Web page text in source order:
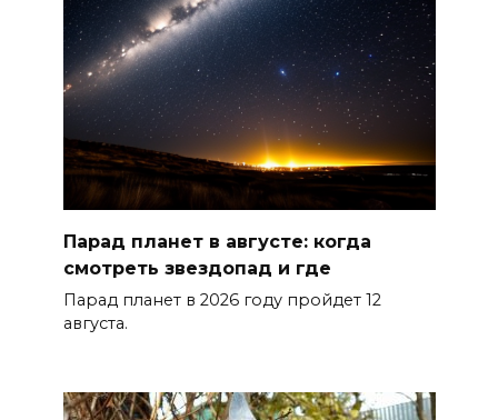
Парад планет в августе: когда
смотреть звездопад и где
Парад планет в 2026 году пройдет 12
августа.